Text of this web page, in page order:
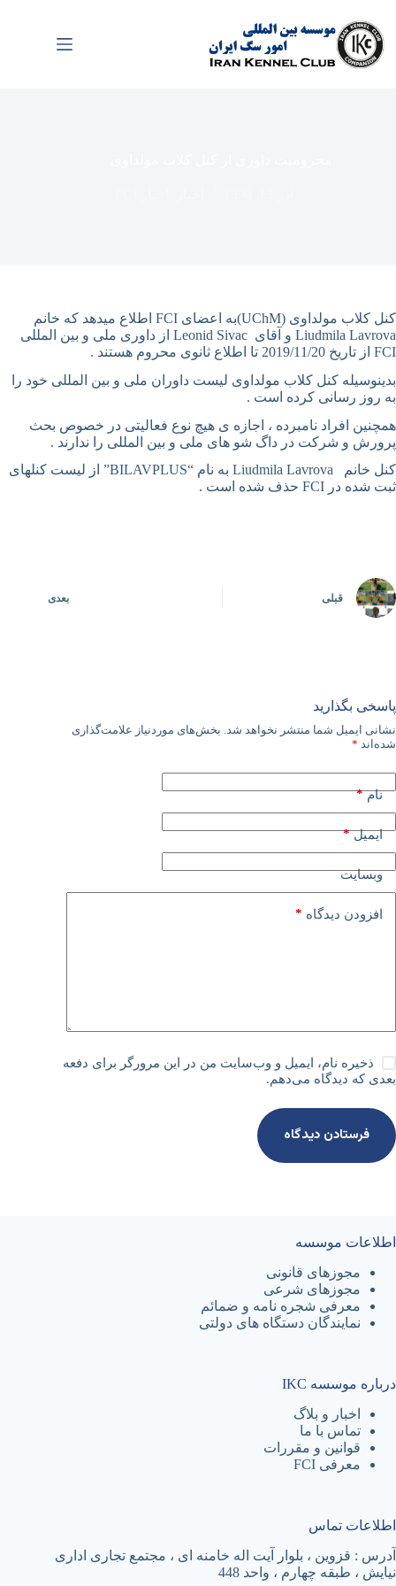
محتوا
کنل کلاب مولداوی (UChM)به اعضای FCI اطلاع میدهد که خانم
Liudmila Lavrova و آقای Leonid Sivac از داوری ملی و بین المللی
FCI از تاریخ 2019/11/20 تا اطلاع ثانوی محروم هستند .
بدینوسیله کنل کلاب مولداوی لیست داوران ملی و بین المللی خود را
به روز رسانی کرده است .
همچنین افراد نامبرده ، اجازه ی هیچ نوع فعالیتی در خصوص بحث
پرورش و شرکت در داگ شو های ملی و بین المللی را ندارند .
کنل خانم Liudmila Lavrova به نام “BILAVPLUS” از لیست کنلهای
ثبت شده در FCI حذف شده است .
قبلی بعدی
پاسخی بگذارید
نشانی ایمیل شما منتشر نخواهد شد. بخش‌های موردنیاز علامت‌گذاری
شده‌اند *
نام*
ایمیل*
وبسایت
افزودن دیدگاه *
ذخیره نام، ایمیل و وب‌سایت من در این مرورگر برای دفعه
بعدی که دیدگاه می‌دهم.
فرستادن دیدگاه
اطلاعات موسسه
مجوزهای قانونی
مجوزهای شرعی
معرفی شجره نامه و ضمائم
نمایندگان دستگاه های دولتی
درباره موسسه IKC
اخبار و بلاگ
تماس با ما
قوانین و مقررات
معرفی FCI
اطلاعات تماس
آدرس : قزوین ، بلوار آیت اله خامنه ای ، مجتمع تجاری اداری
نیایش ، طبقه چهارم ، واحد 448